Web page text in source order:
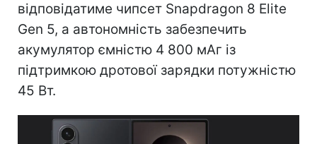
відповідатиме чипсет Snapdragon 8 Elite
Gen 5, а автономність забезпечить
акумулятор ємністю 4 800 мАг із
підтримкою дротової зарядки потужністю
45 Вт.